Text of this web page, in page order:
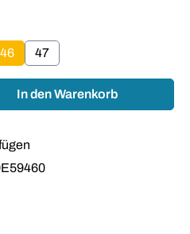
46 47
den gewünschten
In den Warenkorb